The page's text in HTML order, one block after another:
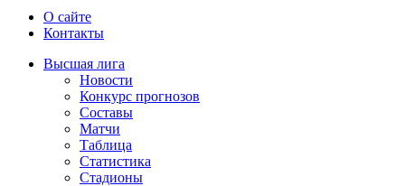
О сайте
Контакты
Высшая лига
Новости
Конкурс прогнозов
Составы
Матчи
Таблица
Статистика
Стадионы